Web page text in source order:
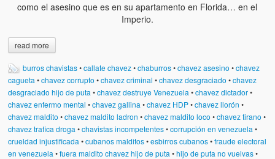
como el asesino que es en su apartamento en Florida… en el
Imperio.
read more
burros chavistas•callate chavez•chaburros•chavez asesino •chavez
cagueta •chavez corrupto •chavez criminal •chavez desgraciado •chavez
desgraciado hijo de puta •chavez destruye Venezuela •chavez dictador•
chavez enfermo mental •chavez gallina •chavez HDP•chavez llorón •
chavez maldito •chavez maldito ladron •chavez maldito loco •chavez tirano •
chavez trafica droga •chavistas incompetentes•corrupción en venezuela •
crueldad injustificada •cubanos malditos•esbirros cubanos•fraude electoral
en venezuela •fuera maldito chavez hijo de puta •hijo de puta no vuelvas•